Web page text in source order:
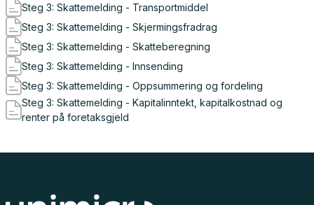
Steg 3: Skattemelding - Transportmiddel
Steg 3: Skattemelding - Skjermingsfradrag
Steg 3: Skattemelding - Skatteberegning
Steg 3: Skattemelding - Innsending
Steg 3: Skattemelding - Oppsummering og fordeling
Steg 3: Skattemelding - Kapitalinntekt, kapitalkostnad og
renter på foretaksgjeld